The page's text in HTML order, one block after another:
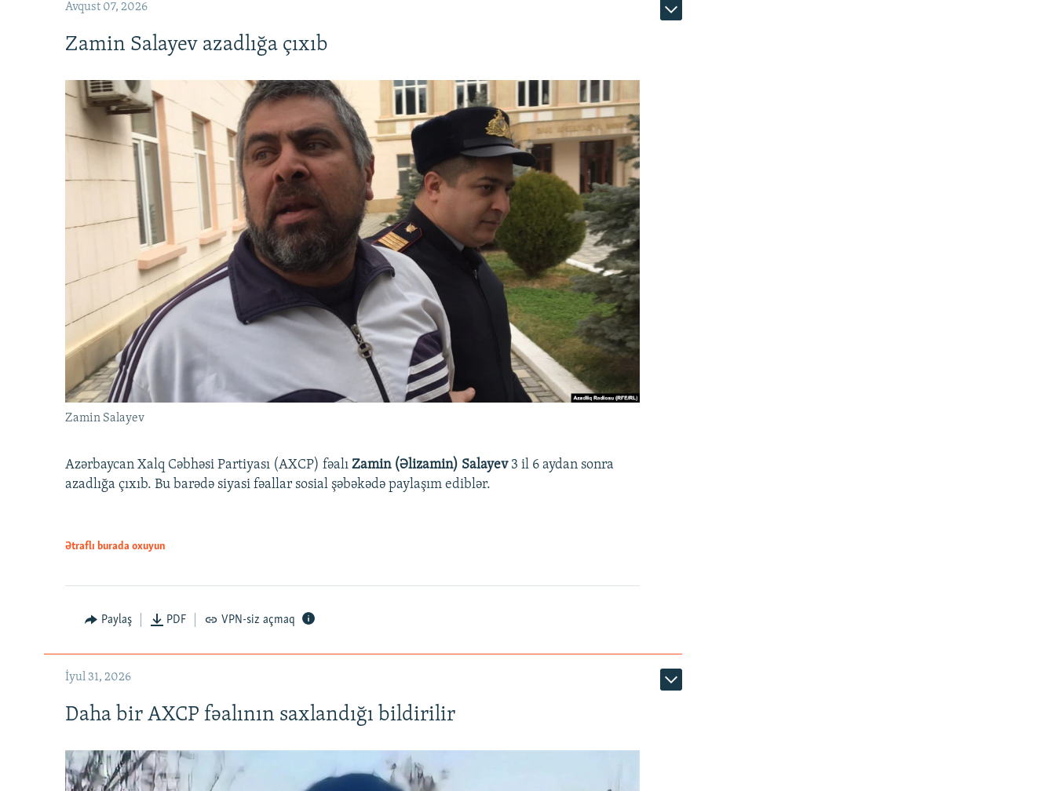
Avqust 07, 2026
Zamin Salayev azadlığa çıxıb
Zamin Salayev
Azərbaycan Xalq Cəbhəsi Partiyası (AXCP) fəalı Zamin (Əlizamin) Salayev 3 il 6 aydan sonra
azadlığa çıxıb. Bu barədə siyasi fəallar sosial şəbəkədə paylaşım ediblər.
Ətraflı burada oxuyun
Paylaş PDF VPN-siz açmaq
İyul 31, 2026
Daha bir AXCP fəalının saxlandığı bildirilir